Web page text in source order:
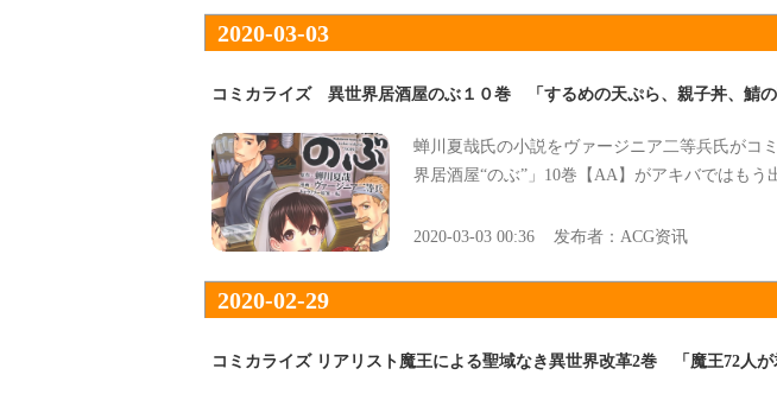
2020-03-03
コミカライズ 異世界居酒屋のぶ１０巻 「するめの天ぷら、親子丼、鯖の
蝉川夏哉氏の小説をヴァージニア二等兵氏がコ
界居酒屋“のぶ”」10巻【AA】がアキバではもう
2020-03-03 00:36 发布者： ACG资讯
2020-02-29
コミカライズ リアリスト魔王による聖域なき異世界改革2巻 「魔王72人が